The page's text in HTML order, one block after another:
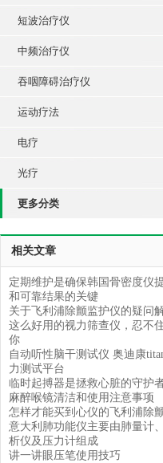
短波治疗仪
中频治疗仪
吞咽障碍治疗仪
运动疗法
电疗
光疗
更多分类
相关文章
定期维护是确保韩国骨密度仪
和可靠结果的关键
关于飞利浦除颤监护仪的疑问
这么好用的视力筛查仪，忍不
你
自动听性脑干测试仪 奥迪康
力测试平台
临时起搏器是拯救心脏的守护
麻醉喉镜清洁和使用注意事项
怎样才能买到心仪的飞利浦除
意大利肺功能仪主要由肺量计
析仪及压力计组成
讲一讲眼压笔使用技巧